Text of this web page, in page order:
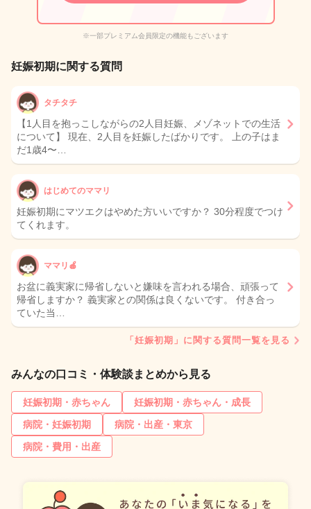
※一部プレミアム会員限定の機能もございます
妊娠初期に関する質問
タチタチ
【1人目を抱っこしながらの2人目妊娠、メゾネットでの生活
について】 現在、2人目を妊娠したばかりです。 上の子はま
だ1歳4〜…
はじめてのママリ
妊娠初期にマツエクはやめた方いいですか？ 30分程度でつけ
てくれます。
ママリ🍎
お盆に義実家に帰省しないと嫌味を言われる場合、頑張って
帰省しますか？ 義実家との関係は良くないです。 付き合っ
ていた当…
「妊娠初期」に関する質問一覧を見る
みんなの口コミ・体験談まとめから見る
妊娠初期・赤ちゃん
妊娠初期・赤ちゃん・成長
病院・妊娠初期
病院・出産・東京
病院・費用・出産